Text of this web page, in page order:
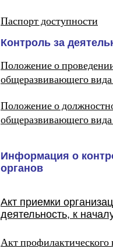
Паспорт доступности
Контроль за
Положение о
общеразвивающего
Положение о
общеразвивающего
Информация о
органов
Акт приемки
деятельность, к
Акт профилактического